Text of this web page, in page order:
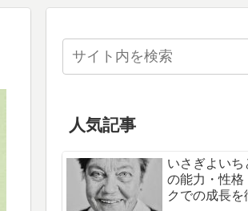
人気記事
いさぎよいち
の能力・性格
クでの成長を